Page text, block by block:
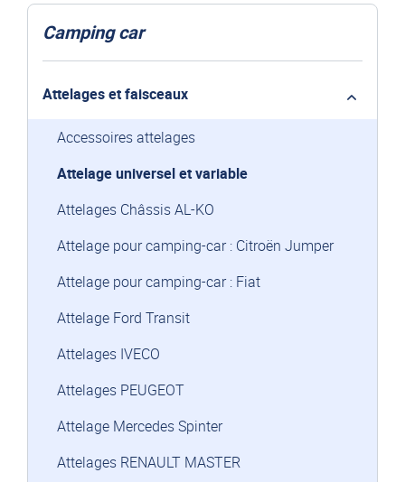
Camping car
Attelages et faisceaux
Accessoires attelages
Attelage universel et variable
Attelages Châssis AL-KO
Attelage pour camping-car : Citroën Jumper
Attelage pour camping-car : Fiat
Attelage Ford Transit
Attelages IVECO
Attelages PEUGEOT
Attelage Mercedes Spinter
Attelages RENAULT MASTER